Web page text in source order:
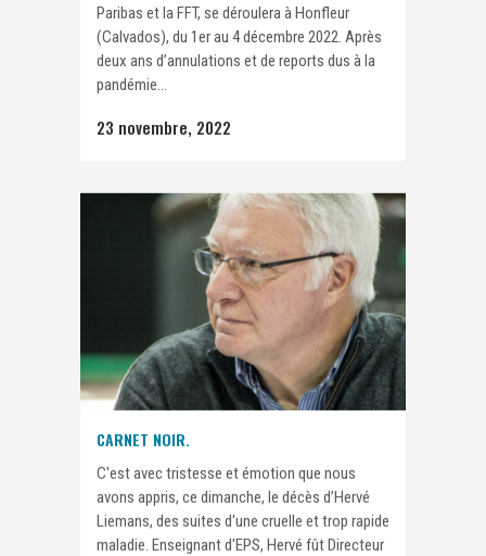
Paribas et la FFT, se déroulera à Honfleur
(Calvados), du 1er au 4 décembre 2022. Après
deux ans d’annulations et de reports dus à la
pandémie...
23 novembre, 2022
CARNET NOIR.
C'est avec tristesse et émotion que nous
avons appris, ce dimanche, le décès d’Hervé
Liemans, des suites d'une cruelle et trop rapide
maladie. Enseignant d'EPS, Hervé fût Directeur